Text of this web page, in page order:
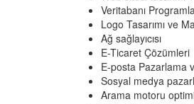
Veritabanı
Logo Tasarımı ve
Ağ sağlayıcısı
E-Ticaret Çözümleri
E-posta Pazarlama
Sosyal medya
Arama motoru